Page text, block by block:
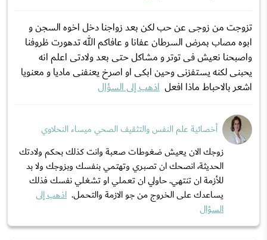
تزوجت من زوجی عن حب لکن بعد زواجنا دخل اخوه السجن و
ابوه مصاب بمرض السرطان عفانا و عافاکم الله تدهورت ظروفنا
واصبحنا نعیش فی توتر و مشاکل حتی بعد ولادتی اعلم انه
یحبنی لکنه یستفزنی وحین ابکی او اصرخ یعنفنی مادیا و معنویا
اشعر بالاحباط ماذا افعل اذهب إلى السؤال
أخصائية علم النفس والتثقيف الصحي ميساء النحلاوي
زوجك الان يعيش ضغوطات صعبة وانت كذلك بحكم ولادتك
الحديثة، انصحك ان تصبري وتهتمي بنفسك وبزوجك ولا بد
للأزمة ان تنتهي. حاولي ان تعملي او تشغلي نفسك فذلك
يساعدك على الخروج من جو الازمة والتحمل. اذهب إلى
السؤال